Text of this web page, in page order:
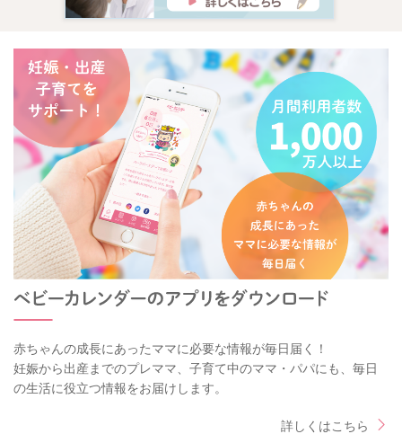
赤ちゃんの成長にあったママに必要な情報が毎日届く！
妊娠から出産までのプレママ、子育て中のママ・パパにも、毎日
の生活に役立つ情報をお届けします。
詳しくはこちら